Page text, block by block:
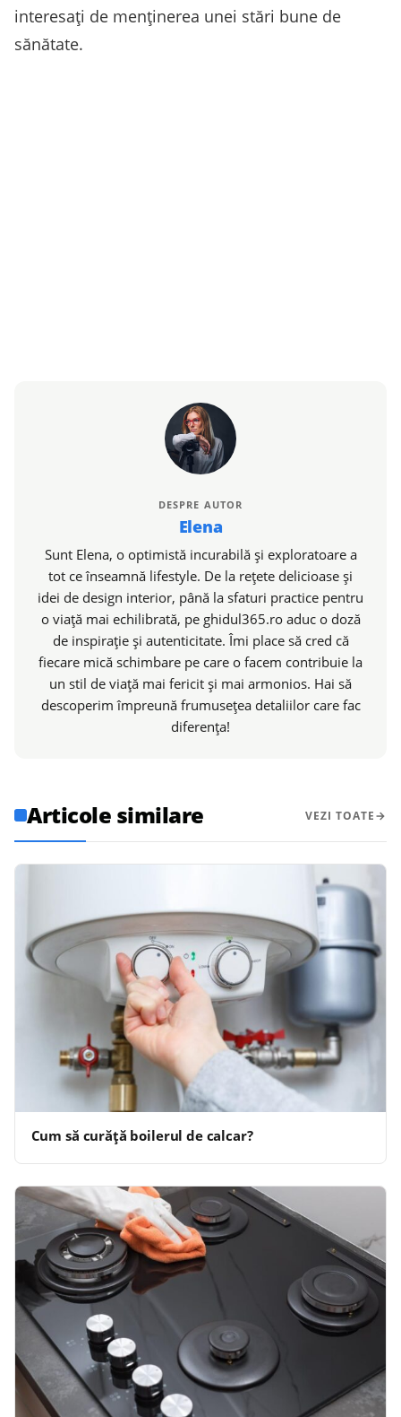
interesați de menținerea unei stări bune de
sănătate.
DESPRE AUTOR
Elena
Sunt Elena, o optimistă incurabilă și exploratoare a
tot ce înseamnă lifestyle. De la rețete delicioase și
idei de design interior, până la sfaturi practice pentru
o viață mai echilibrată, pe ghidul365.ro aduc o doză
de inspirație și autenticitate. Îmi place să cred că
fiecare mică schimbare pe care o facem contribuie la
un stil de viață mai fericit și mai armonios. Hai să
descoperim împreună frumusețea detaliilor care fac
diferența!
Articole similare VEZI TOATE
Cum să curăță boilerul de calcar?